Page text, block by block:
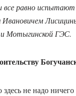
все равно
и Мотыгинской ГЭС.
не надо